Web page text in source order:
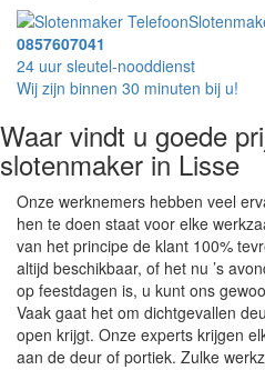
0857607041
24 uur sleutel-nooddienst
Wij zijn binnen 30 minuten bij u!
Waar vindt u goede
slotenmaker in Lisse
Onze werknemers hebben veel
hen te doen staat voor elke
van het principe de klant 100%
altijd beschikbaar, of het nu ’s
op feestdagen is, u kunt ons
Vaak gaat het om dichtgevallen
open krijgt. Onze experts krijgen
aan de deur of portiek. Zulke